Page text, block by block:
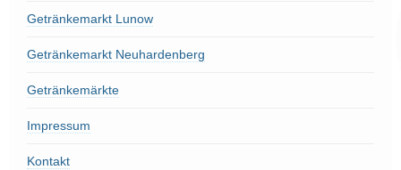
Getränkemarkt Lunow
Getränkemarkt Neuhardenberg
Getränkemärkte
Impressum
Kontakt